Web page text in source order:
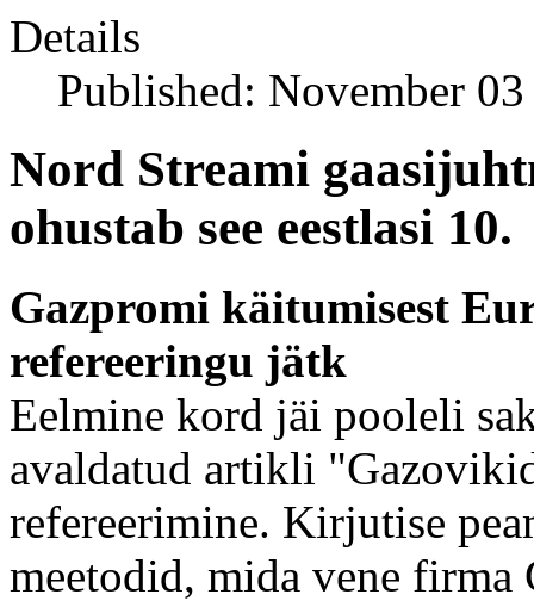
Details
Published: November
Nord Streami
ohustab see eestlasi 10.
Gazpromi käitumisest
refereeringu jätk
Eelmine kord jäi pooleli
avaldatud artikli
refereerimine. Kirjutise
meetodid, mida vene firma